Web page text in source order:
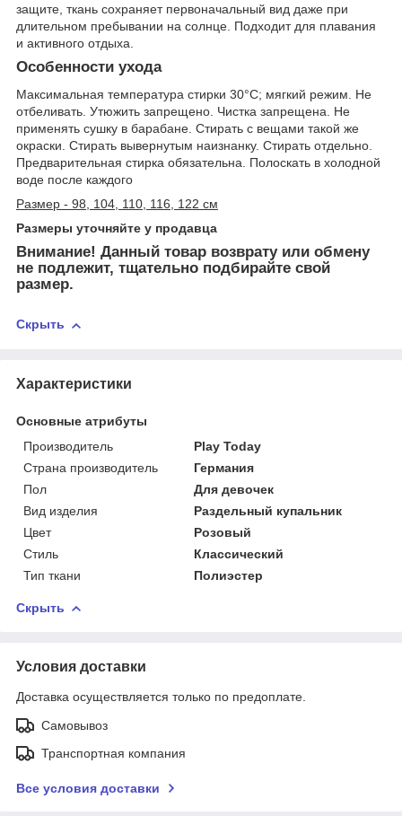
защите, ткань сохраняет первоначальный вид даже при
длительном пребывании на солнце. Подходит для плавания
и активного отдыха.
Особенности ухода
Максимальная температура стирки 30°С; мягкий режим. Не
отбеливать. Утюжить запрещено. Чистка запрещена. Не
применять сушку в барабане. Стирать с вещами такой же
окраски. Стирать вывернутым наизнанку. Стирать отдельно.
Предварительная стирка обязательна. Полоскать в холодной
воде после каждого
Размер - 98, 104, 110, 116, 122 см
Размеры уточняйте у продавца
Внимание! Данный товар возврату или обмену
не подлежит, тщательно подбирайте свой
размер.
Скрыть
Характеристики
Основные атрибуты
Производитель
Play Today
Страна производитель
Германия
Пол
Для девочек
Вид изделия
Раздельный купальник
Цвет
Розовый
Стиль
Классический
Тип ткани
Полиэстер
Скрыть
Условия доставки
Доставка осуществляется только по предоплате.
Самовывоз
Транспортная компания
Все условия доставки